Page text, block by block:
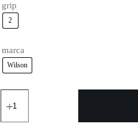
grip
2
marca
Wilson